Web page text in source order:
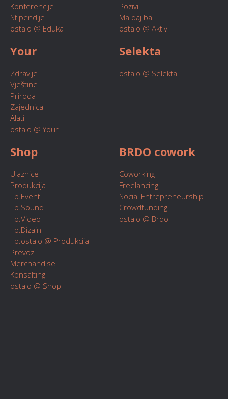
Konferencije
Stipendije
ostalo @ Eduka
Pozivi
Ma daj ba
ostalo @ Aktiv
Your
Zdravlje
Vještine
Priroda
Zajednica
Alati
ostalo @ Your
Selekta
ostalo @ Selekta
Shop
Ulaznice
Produkcija
p.Event
p.Sound
p.Video
p.Dizajn
p.ostalo @ Produkcija
Prevoz
Merchandise
Konsalting
ostalo @ Shop
BRDO cowork
Coworking
Freelancing
Social Entrepreneurship
Crowdfunding
ostalo @ Brdo